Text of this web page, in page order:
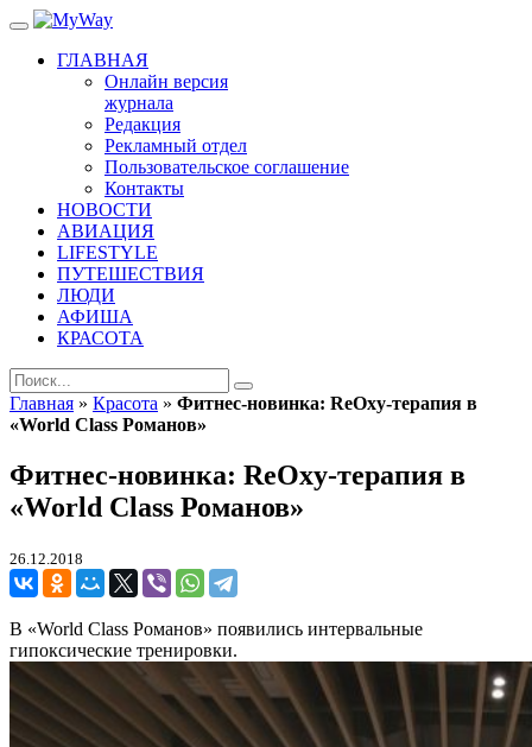
ГЛАВНАЯ
Онлайн версия
журнала
Редакция
Рекламный отдел
Пользовательское соглашение
Контакты
НОВОСТИ
АВИАЦИЯ
LIFESTYLE
ПУТЕШЕСТВИЯ
ЛЮДИ
АФИША
КРАСОТА
Главная » Красота » Фитнес-новинка: ReOxy-терапия в
«World Class Романов»
Фитнес-новинка: ReOxy-терапия в
«World Class Романов»
26.12.2018
В «World Class Романов» появились интервальные
гипоксические тренировки.